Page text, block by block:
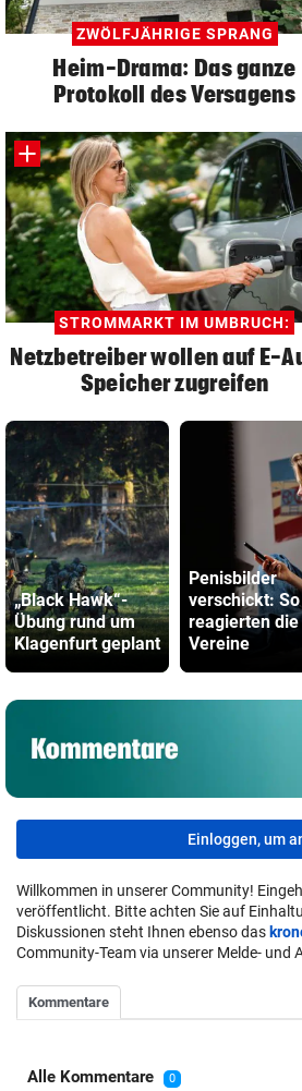
ZWÖLFJÄHRIGE SPRANG
Heim-Drama: Das ganze
Protokoll des Versagens
STROMMARKT IM UMBRUCH:
Netzbetreiber wollen auf E-
Speicher zugreifen
„Black Hawk“-
Übung rund um
Klagenfurt geplant
Penisbilder
verschickt: So
reagierten die
Vereine
Einloggen, um
Willkommen in unserer Community!
veröffentlicht. Bitte achten Sie auf
Diskussionen steht Ihnen ebenso das
Community-Team via unserer Melde- und